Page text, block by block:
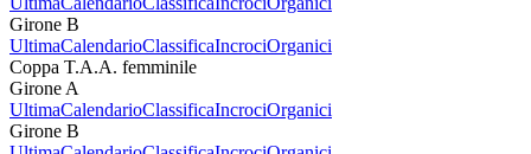
Girone B
UltimaCalendarioClassificaIncrociOrganici
Coppa T.A.A. femminile
Girone A
UltimaCalendarioClassificaIncrociOrganici
Girone B